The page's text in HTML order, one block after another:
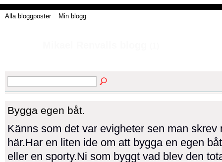
Alla bloggposter Min blogg
Bygga egen båt.
Känns som det var evigheter sen man skrev
här.Har en liten ide om att bygga en egen
eller en sporty.Ni som byggt vad blev den